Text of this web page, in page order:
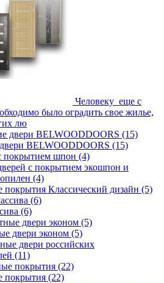
Человеку еще с
было оградить свое жилье,
лю
BELWOODDOORS (15)
покрытием шпон (4)
с покрытием экошпон и
(4)
Классический дизайн (5)
(6)
двери эконом (5)
двери российских
(11)
покрытия (22)